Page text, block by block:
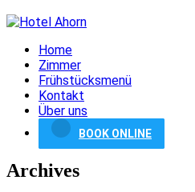
Home
Zimmer
Frühstücksmenü
Kontakt
Über uns
BOOK ONLINE
Archives